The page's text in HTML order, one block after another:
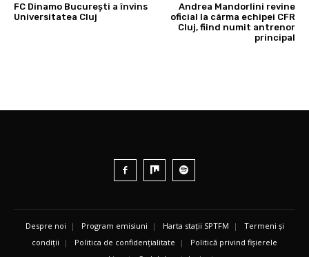
FC Dinamo București a învins
Universitatea Cluj
Andrea Mandorlini revine
oficial la cârma echipei CFR
Cluj, fiind numit antrenor
principal
Despre noi | Program emisiuni | Harta stații SPTFM | Termeni și
condiții | Politica de confidențialitate | Politică privind fișierele